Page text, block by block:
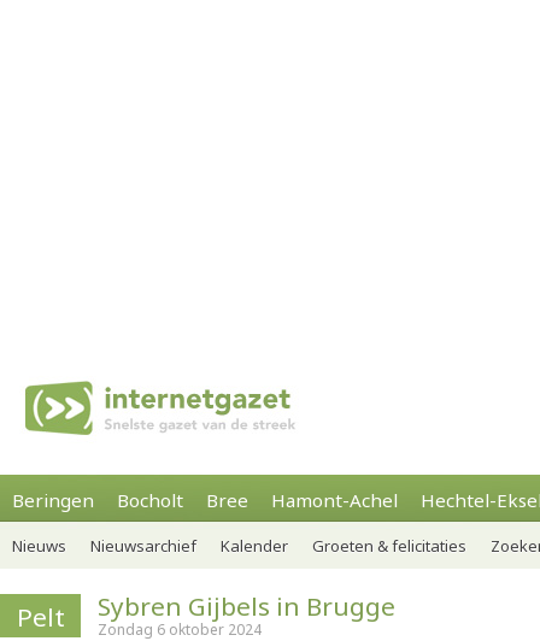
Beringen Bocholt Bree Hamont-Achel Hechtel-
Nieuws Nieuwsarchief Kalender Groeten & felicitaties
Pelt Sybren Gijbels in Brugge
Zondag 6 oktober 2024